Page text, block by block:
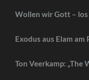
Wollen wir Gott – los
Exodus aus Elam
Ton Veerkamp: „The